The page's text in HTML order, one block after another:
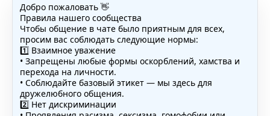
Добро пожаловать 👋
Правила нашего сообщества
Чтобы общение в чате было приятным для всех,
просим вас соблюдать следующие нормы:
1️⃣ Взаимное уважение
• Запрещены любые формы оскорблений, хамства и
перехода на личности.
• Соблюдайте базовый этикет — мы здесь для
дружелюбного общения.
2️⃣ Нет дискриминации